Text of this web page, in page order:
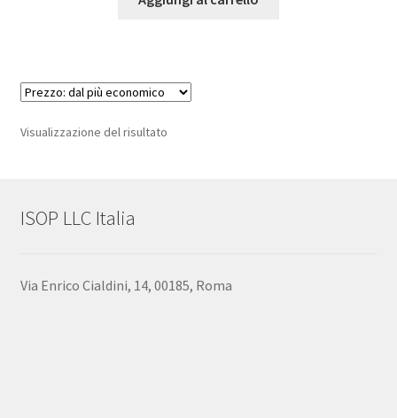
Visualizzazione del risultato
ISOP LLC Italia
Via Enrico Cialdini, 14, 00185, Roma